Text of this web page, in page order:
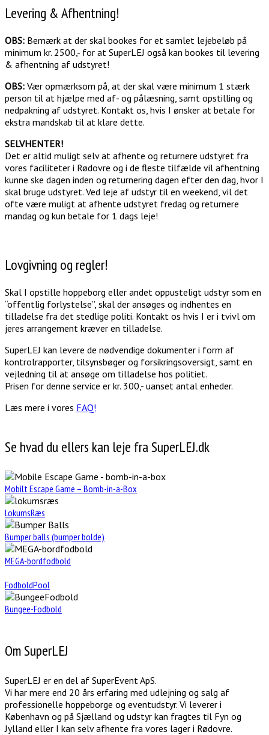
Levering & Afhentning!
OBS: Bemærk at der skal bookes for et samlet lejebeløb på
minimum kr. 2500,- for at SuperLEJ også kan bookes til levering
& afhentning af udstyret!
OBS: Vær opmærksom på, at der skal være minimum 1 stærk
person til at hjælpe med af- og pålæsning, samt opstilling og
nedpakning af udstyret. Kontakt os, hvis I ønsker at betale for
ekstra mandskab til at klare dette.
SELVHENTER!
Det er altid muligt selv at afhente og returnere udstyret fra
vores faciliteter i Rødovre og i de fleste tilfælde vil afhentning
kunne ske dagen inden og returnering dagen efter den dag, hvor I
skal bruge udstyret. Ved leje af udstyr til en weekend, vil det
ofte være muligt at afhente udstyret fredag og returnere
mandag og kun betale for 1 dags leje!
Lovgivning og regler!
Skal I opstille hoppeborg eller andet oppusteligt udstyr som en
“offentlig forlystelse”, skal der ansøges og indhentes en
tilladelse fra det stedlige politi. Kontakt os hvis I er i tvivl om
jeres arrangement kræver en tilladelse.
SuperLEJ kan levere de nødvendige dokumenter i form af
kontrolrapporter, tilsynsbøger og forsikringsoversigt, samt en
vejledning til at ansøge om tilladelse hos politiet.
Prisen for denne service er kr. 300,- uanset antal enheder.
Læs mere i vores FAQ!
Se hvad du ellers kan leje fra SuperLEJ.dk
Mobilt Escape Game – Bomb-in-a-Box
LokumsRæs
Bumper balls (bumper bolde)
MEGA-bordfodbold
FodboldPool
Bungee-Fodbold
Om SuperLEJ
SuperLEJ er en del af SuperEvent ApS.
Vi har mere end 20 års erfaring med udlejning og salg af
professionelle hoppeborge og eventudstyr. Vi leverer i
København og på Sjælland og udstyr kan fragtes til Fyn og
Jylland eller I kan selv afhente fra vores lager i Rødovre.